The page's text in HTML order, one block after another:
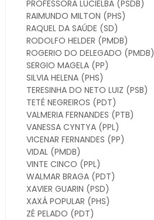
PROFESSORA LUCIELBA (PSDB)
RAIMUNDO MILTON (PHS)
RAQUEL DA SAÚDE (SD)
RODOLFO HELDER (PMDB)
ROGERIO DO DELEGADO (PMDB)
SERGIO MAGELA (PP)
SILVIA HELENA (PHS)
TERESINHA DO NETO LUIZ (PSB)
TETÉ NEGREIROS (PDT)
VALMERIA FERNANDES (PTB)
VANESSA CYNTYA (PPL)
VICENAR FERNANDES (PP)
VIDAL (PMDB)
VINTE CINCO (PPL)
WALMAR BRAGA (PDT)
XAVIER GUARIN (PSD)
XAXÁ POPULAR (PHS)
ZÉ PELADO (PDT)